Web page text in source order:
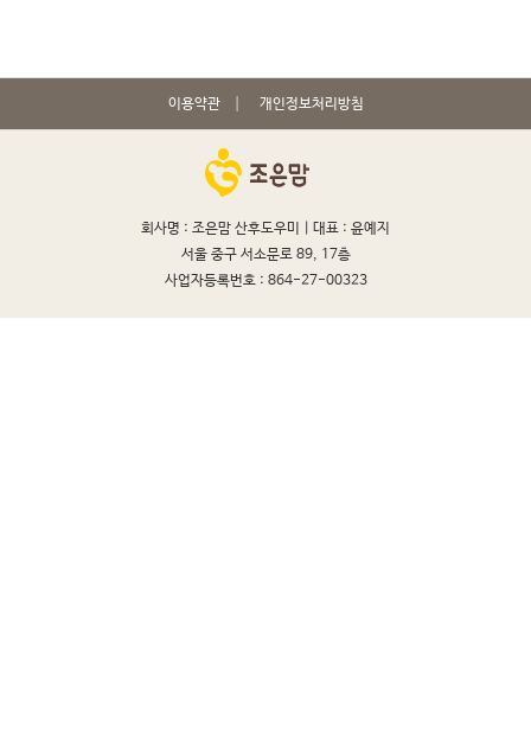
이용약관 개인정보처리방침
회사명 : 조은맘 산후도우미 | 대표 : 윤예지
서울 중구 서소문로 89, 17층
사업자등록번호 : 864-27-00323